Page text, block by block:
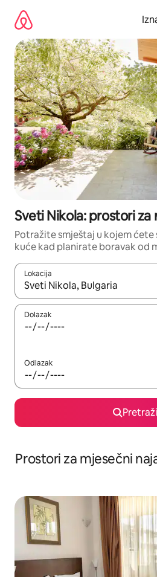
sadržaj
Sveti Nikola: prostori za
Potražite smještaj u kojem
kuće kad planirate boravak od
Lokacija
Kada budu dostupni rezultati,
Dolazak
Odlazak
Pretraži
Prostori za mjesečni